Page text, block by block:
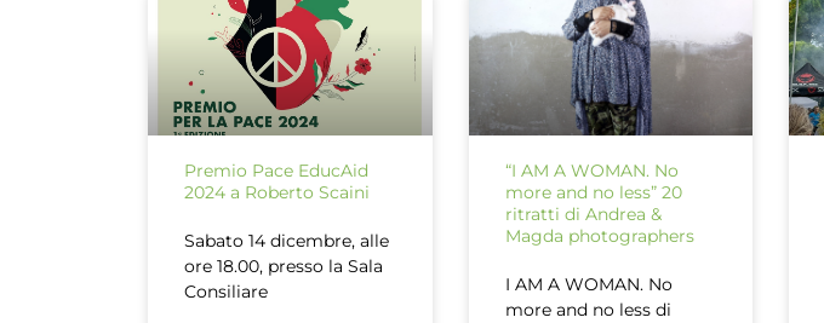
Premio Pace EducAid
2024 a Roberto Scaini
Sabato 14 dicembre, alle
ore 18.00, presso la Sala
Consiliare
“I AM A WOMAN. No
more and no less” 20
ritratti di Andrea &
Magda photographers
I AM A WOMAN. No
more and no less di